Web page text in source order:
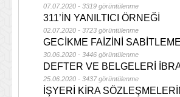
07.07.2020 - 3319 görüntülenme
311’İN YANILTICI ÖRNEĞİ
02.07.2020 - 3723 görüntülenme
GECİKME FAİZİNİ
30.06.2020 - 3446 görüntülenme
DEFTER VE BELGELERİ
25.06.2020 - 3437 görüntülenme
İŞYERİ KİRA